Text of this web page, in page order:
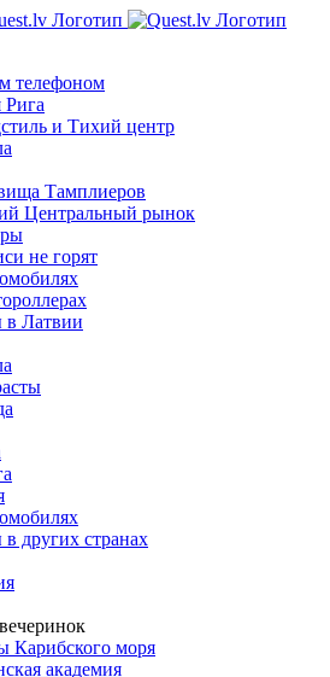
телефоном
Рига
и Тихий центр
Тамплиеров
Центральный рынок
не горят
в Латвии
других странах
Карибского моря
академия